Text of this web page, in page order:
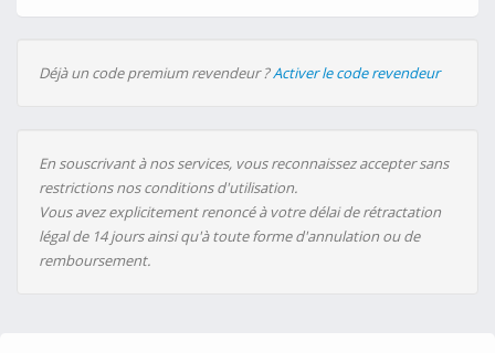
Déjà un code premium revendeur ?Activer le code revendeur
En souscrivant à nos services, vous reconnaissez accepter sans
restrictions nos conditions d'utilisation.
Vous avez explicitement renoncé à votre délai de rétractation
légal de 14 jours ainsi qu'à toute forme d'annulation ou de
remboursement.